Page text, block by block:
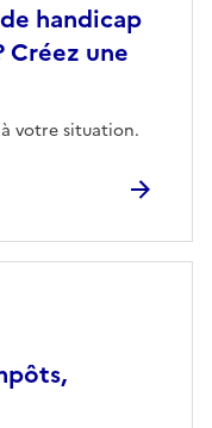
handicap
Créez une
votre situation.